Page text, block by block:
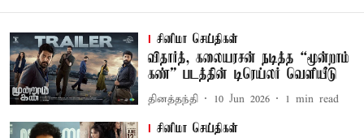
சினிமா செய்திகள்
விதார்த், கலையரசன் நடித்த “மூன்றாம்
கண்” படத்தின் டிரெய்லர் வெளியீடு
தினத்தந்தி 10 Jun 2026 1 min read
சினிமா செய்திகள்